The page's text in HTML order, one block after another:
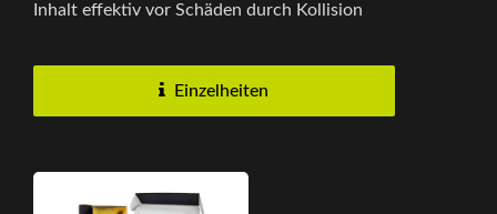
Inhalt effektiv vor Schäden durch Kollision
Einzelheiten